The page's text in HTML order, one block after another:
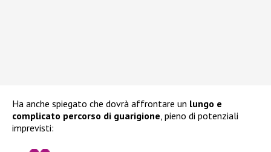
Ha anche spiegato che dovrà affrontare un lungo e
complicato percorso di guarigione , pieno di potenziali
imprevisti: